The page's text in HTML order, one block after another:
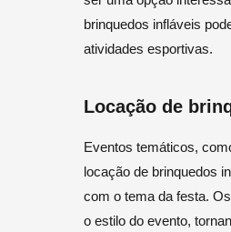
brinquedos infláveis
atividades esportivas.
Locação de
Eventos temáticos,
locação de brinquedos
com o tema da festa.
o estilo do evento,